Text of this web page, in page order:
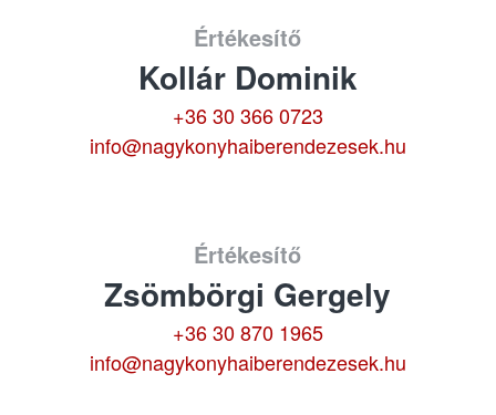
Értékesítő
Kollár Dominik
+36 30 366 0723
info@nagykonyhaiberendezesek.hu
Értékesítő
Zsömbörgi Gergely
+36 30 870 1965
info@nagykonyhaiberendezesek.hu